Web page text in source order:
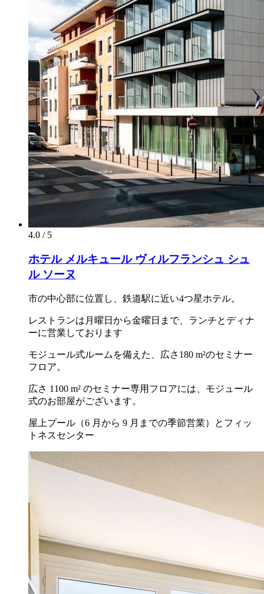
4.0 / 5
ホテル メルキュール ヴィルフランシュ シュ
ル ソーヌ
市の中心部に位置し、鉄道駅に近い4つ星ホテル。
レストランは月曜日から金曜日まで、ランチとディナ
ーに営業しております
モジュール式ルームを備えた、広さ180 m²のセミナー
フロア。
広さ 1100 m² のセミナー専用フロアには、モジュール
式のお部屋がございます。
屋上プール（6 月から 9 月までの季節営業）とフィッ
トネスセンター